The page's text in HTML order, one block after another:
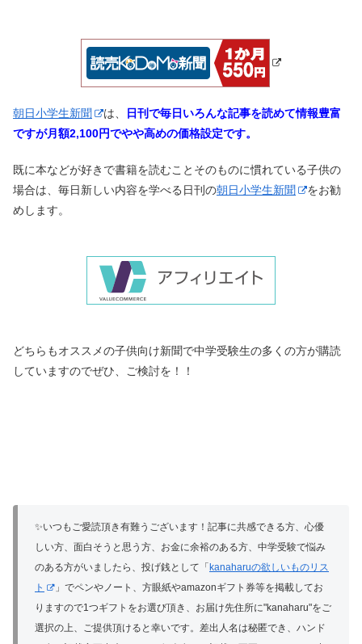
朝日小学生新聞 は、
日刊で毎日いろんな記事を読めて情報豊富
ですが月額2,100円でやや高めの価格設定です。
既に本などが好きで書籍を読むことそのものに慣れている子供の
場合は、毎日新しい内容を学べる日刊の朝日小学生新聞
をお勧
めします。
どちらもオススメの子供向け新聞で中学受験生の多くの方が購読
していますのでぜひ、ご検討を！！
✨いつもご愛読頂き有難うございます！記事に共感できる方、心優
しい方、面白そうと思う方、お金に余裕のある方、中学受験で悩み
のある方がいましたら、投げ銭として「 kanaharuの欲しいものリス
ト
」でペンやノート、方眼紙やamazonギフト券等を掲載してお
りますので1つギフトをお選び頂き、お届け先住所に"kanaharu"をご
選択の上、ご提供頂けると幸いです。 差出人名は秘匿でき、ハンド